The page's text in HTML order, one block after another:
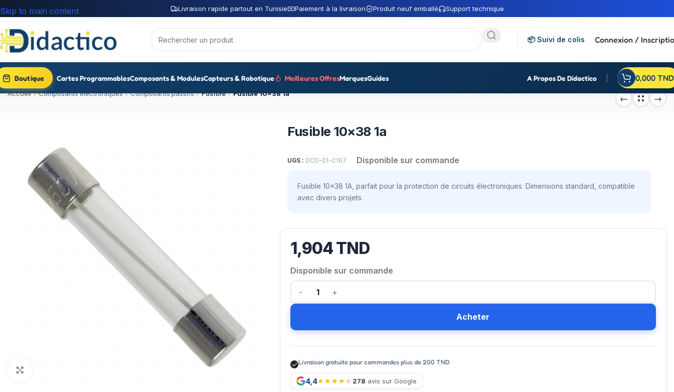
Livraison rapide partout en Tunisie Paiement à la livraison Produit neuf emballé Support technique
Skip to main content
📦 Suivi de colis Connexion /
Boutique Cartes ProgrammablesComposants & ModulesCapteurs & Robotique Meilleures OffresMarquesGuides A Propos De Didactico 0,000 TND
Accueil Composants électroniques Composants passifs Fusible Fusible 10×38 1a
Fusible 10×38 1a
UGS : DCD-01-C107 Disponible sur commande
Fusible 10×38 1A, parfait pour la protection de circuits électroniques. Dimensions standard, compatible
avec divers projets.
1,904TND
Disponible sur commande
Acheter
Livraison gratuite pour commandes plus de 200 TND
4,4 278 avis sur Google